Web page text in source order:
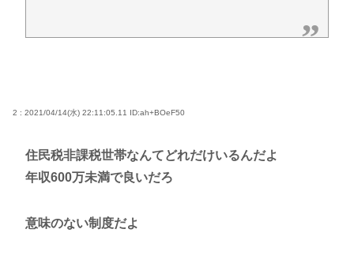
2 : 2021/04/14(水) 22:11:05.11 ID:ah+BOeF50
住民税非課税世帯なんてどれだけいるんだよ
年収600万未満で良いだろ
意味のない制度だよ